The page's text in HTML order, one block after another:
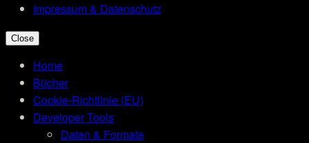
Impressum & Datenschutz
Close
Home
Bücher
Cookie-Richtlinie (EU)
Developer Tools
Daten & Formate